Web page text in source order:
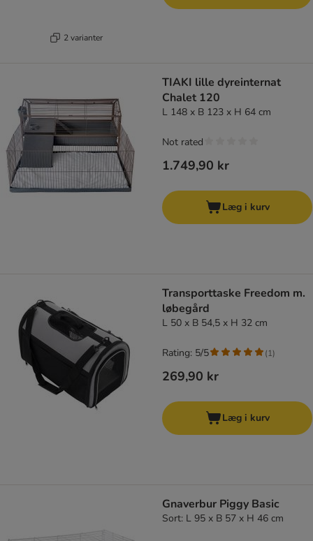
2 varianter
TIAKI lille dyreinternat
Chalet 120
L 148 x B 123 x H 64 cm
1.749,90 kr
Not rated
Læg i kurv
Transporttaske Freedom m.
løbegård
L 50 x B 54,5 x H 32 cm
269,90 kr
Rating: 5/5 (1)
Læg i kurv
Gnaverbur Piggy Basic
Sort: L 95 x B 57 x H 46 cm